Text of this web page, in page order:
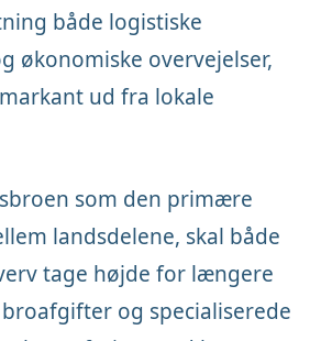
både logistiske
økonomiske overvejelser,
ud fra lokale
som den primære
landsdelene, skal både
tage højde for længere
og specialiserede